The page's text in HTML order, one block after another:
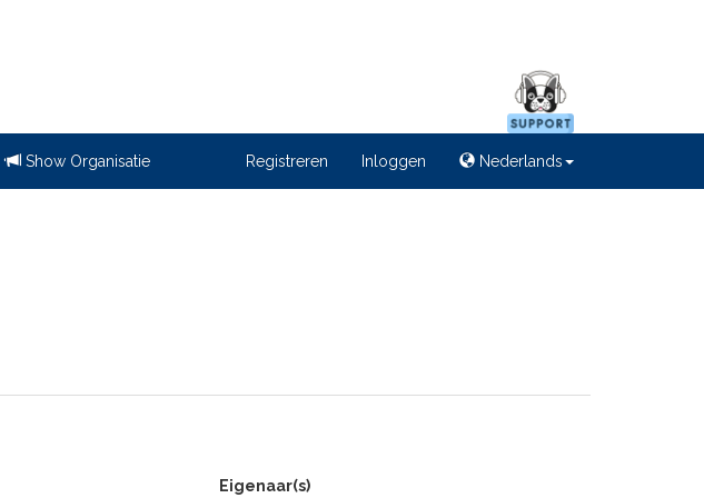
Show Organisatie Registreren Inloggen Nederlands
Eigenaar(s)